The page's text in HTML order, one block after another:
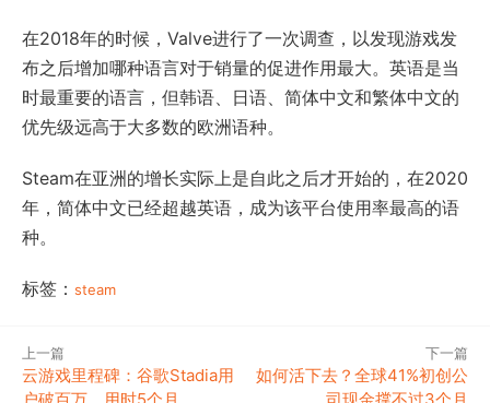
在2018年的时候，Valve进行了一次调查，以发现游戏发
布之后增加哪种语言对于销量的促进作用最大。英语是当
时最重要的语言，但韩语、日语、简体中文和繁体中文的
优先级远高于大多数的欧洲语种。
Steam在亚洲的增长实际上是自此之后才开始的，在2020
年，简体中文已经超越英语，成为该平台使用率最高的语
种。
标签： steam
上一篇
云游戏里程碑：谷歌Stadia用
下一篇
如何活下去？全球41%初创公